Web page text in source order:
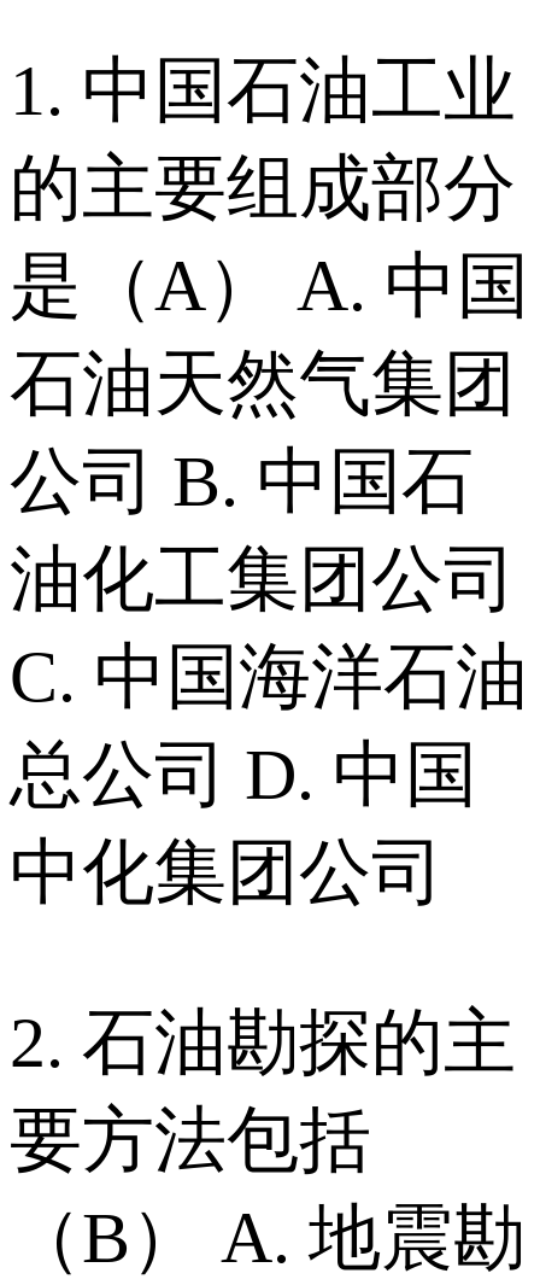
1. 中国石油工业
的主要组成部分
是（A） A. 中国
石油天然气集团
公司 B. 中国石
油化工集团公司
C. 中国海洋石油
总公司 D. 中国
中化集团公司
2. 石油勘探的主
要方法包括
（B） A. 地震勘